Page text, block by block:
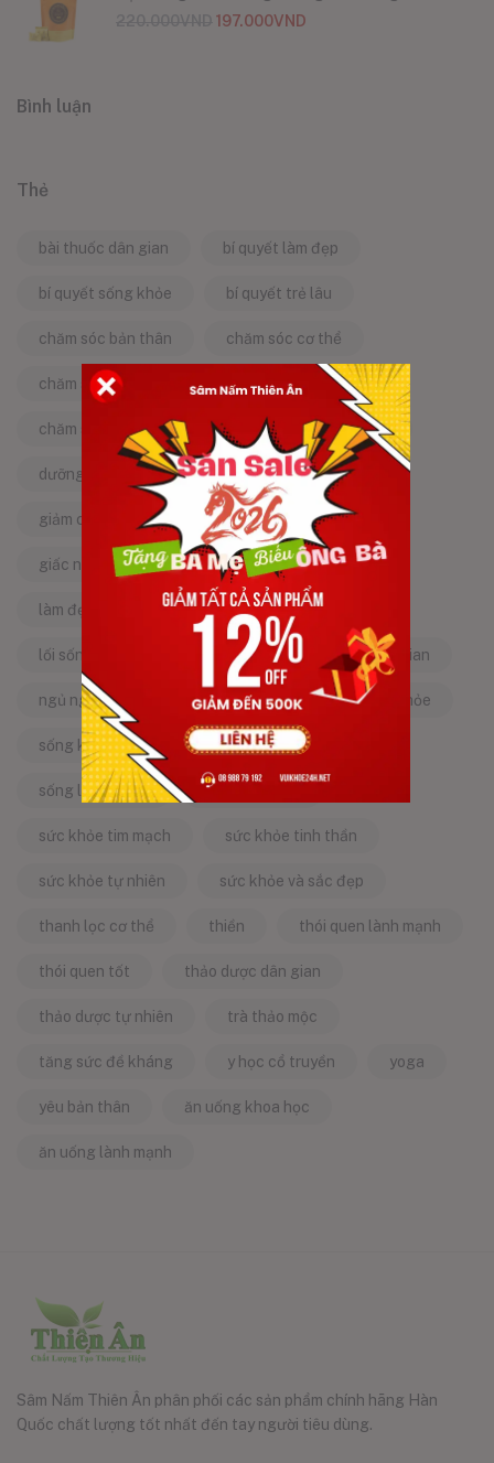
197.000VND
Bình luận
Thẻ
bài thuốc dân gian bí quyết làm đẹp
bí quyết sống khỏe bí quyết trẻ lâu
chăm sóc bản thân chăm sóc cơ thể
chăm sóc da chăm sóc sức khỏe
chăm sóc sức khỏe tự nhiên chống lão hóa
dưỡng da tự nhiên dưỡng sinh
giảm căng thẳng giảm stress
giấc ngủ ngon kinh nghiệm dân gian
làm đẹp từ bên trong làm đẹp tự nhiên
lối sống lành mạnh mật ong mẹo dân gian
ngủ ngon năng lượng tích cực sống khỏe
sống khỏe mỗi ngày sống khỏe đẹp
sống lành mạnh sống tích cực
sức khỏe tim mạch sức khỏe tinh thần
sức khỏe tự nhiên sức khỏe và sắc đẹp
thanh lọc cơ thể thiền thói quen lành mạnh
thói quen tốt thảo dược dân gian
thảo dược tự nhiên trà thảo mộc
tăng sức đề kháng y học cổ truyền yoga
yêu bản thân ăn uống khoa học
ăn uống lành mạnh
Sâm Nấm Thiên Ân phân phối các sản phẩm chính hãng Hàn
Quốc chất lượng tốt nhất đến tay người tiêu dùng.